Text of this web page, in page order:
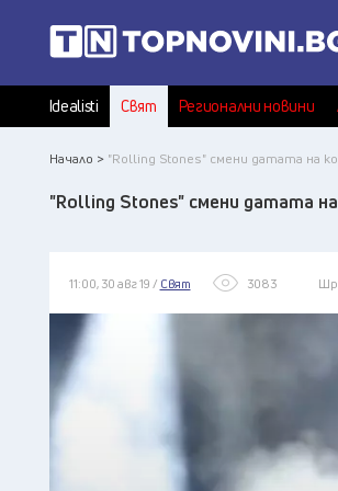
Idealisti Свят Регионални новини
Начало > "Rolling Stones" смени датата на
"Rolling Stones" смени датата
11:00, 30 авг 19 / Свят 3083